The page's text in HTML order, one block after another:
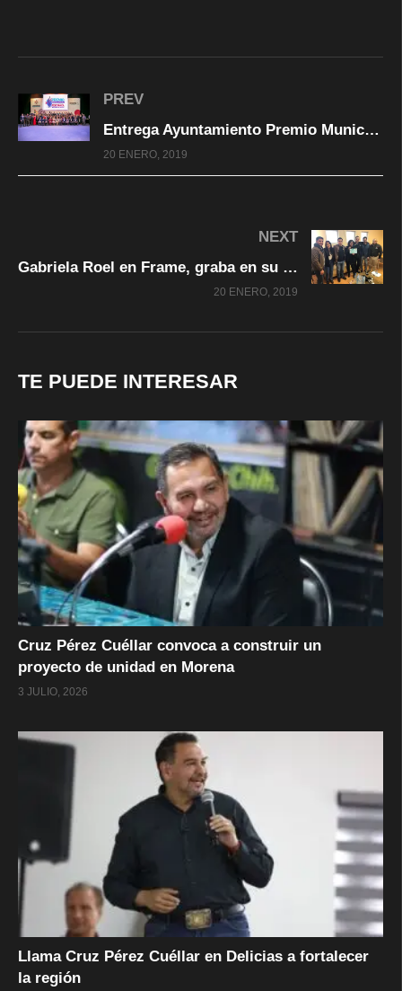
PREV
Entrega Ayuntamiento Premio Municipal a la Excelencia en el Deporte Teporaca 2018
20 ENERO, 2019
NEXT
Gabriela Roel en Frame, graba en su tierra
20 ENERO, 2019
TE PUEDE INTERESAR
Cruz Pérez Cuéllar convoca a construir un
proyecto de unidad en Morena
3 JULIO, 2026
Llama Cruz Pérez Cuéllar en Delicias a fortalecer
la región